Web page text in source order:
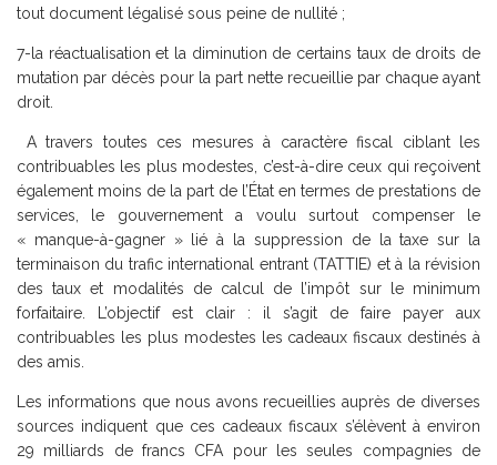
tout document légalisé sous peine de nullité ;
7-la réactualisation et la diminution de certains taux de droits de
mutation par décès pour la part nette recueillie par chaque ayant
droit.
A travers toutes ces mesures à caractère fiscal ciblant les
contribuables les plus modestes, c’est-à-dire ceux qui reçoivent
également moins de la part de l’État en termes de prestations de
services, le gouvernement a voulu surtout compenser le
« manque-à-gagner » lié à la suppression de la taxe sur la
terminaison du trafic international entrant (TATTIE) et à la révision
des taux et modalités de calcul de l’impôt sur le minimum
forfaitaire. L’objectif est clair : il s’agit de faire payer aux
contribuables les plus modestes les cadeaux fiscaux destinés à
des amis.
Les informations que nous avons recueillies auprès de diverses
sources indiquent que ces cadeaux fiscaux s’élèvent à environ
29 milliards de francs CFA pour les seules compagnies de